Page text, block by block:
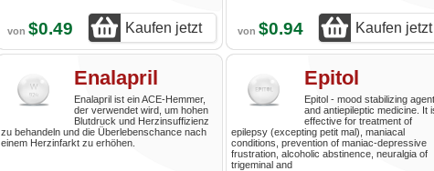
von $0.49 Kaufen jetzt von $0.94 Kaufen jetzt
Enalapril
Enalapril ist ein ACE-Hemmer,
der verwendet wird, um hohen
Blutdruck und Herzinsuffizienz
zu behandeln und die Überlebenschance nach
einem Herzinfarkt zu erhöhen.
Epitol
Epitol - mood stabilizing agent
and antiepileptic medicine. It
effective for treatment of
epilepsy (excepting petit mal), maniacal
conditions, prevention of maniac-depressive
frustration, alcoholic abstinence, neuralgia of
trigeminal and